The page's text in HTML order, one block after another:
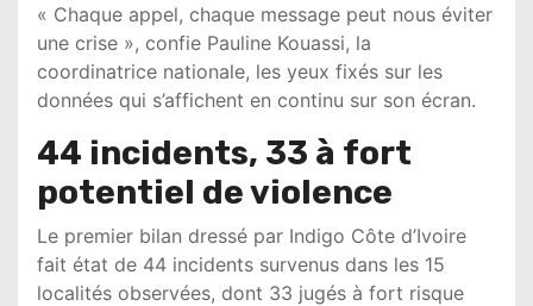
« Chaque appel, chaque message peut nous éviter
une crise », confie Pauline Kouassi, la
coordinatrice nationale, les yeux fixés sur les
données qui s’affichent en continu sur son écran.
44 incidents, 33 à fort
potentiel de violence
Le premier bilan dressé par Indigo Côte d’Ivoire
fait état de 44 incidents survenus dans les 15
localités observées, dont 33 jugés à fort risque